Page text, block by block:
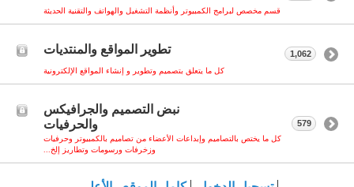
قسم مخصص لبرامج الكمبيوتر وأنظمة التشغيل والهواتف والتقنية الحديثة
تطوير المواقع والمنتديات
كل ما يتعلق بتصميم وتطوير و إنشاء المواقع الإلكترونية
1,062
نبض التصميم والجرافيكس
والحرفيات
كل ما يختص بالتصاميم وإبداعات الأعضاء من تصاميم بالكمبيوتر وحرفيات
وزخرفات ورسومات وتطاريز إلخ...
579